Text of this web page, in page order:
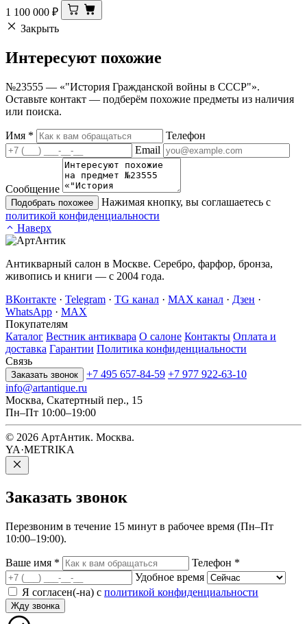
1 100 000 ₽
Закрыть
Интересуют похожие
№23555 — «"История Гражданской войны в СССР"».
Оставьте контакт — подберём похожие предметы из наличия
или поиска.
Имя *
Телефон
Email
Сообщение
Подобрать похожее
Нажимая кнопку, вы соглашаетесь с
политикой конфиденциальности
Наверх
Антикварный салон в Москве. Серебро, фарфор, бронза,
живопись и книги — с 2004 года.
ВКонтакте · Telegram · TG канал · MAX канал · Дзен ·
WhatsApp · MAX
Покупателям
Каталог Вестник антиквара О салоне Контакты Оплата и
доставка Гарантии Политика конфиденциальности
Связь
Заказать звонок +7 495 657-84-59 +7 977 922-63-10
info@artantique.ru
Москва, Скатертный пер., 15
Пн–Пт 10:00–19:00
© 2026 АртАнтик. Москва.
YA·METRIKA
Заказать звонок
Перезвоним в течение 15 минут в рабочее время (Пн–Пт
10:00–19:00).
Ваше имя * Телефон *
Удобное время
Я согласен(-на) с политикой конфиденциальности
Жду звонка